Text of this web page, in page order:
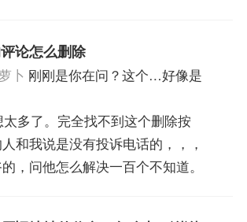
论怎么删除
卜 刚刚是你在问？这个…好像是
太多了。完全找不到这个删除按
和我说是没有投诉电话的，，，
，问他怎么解决一百个不知道。